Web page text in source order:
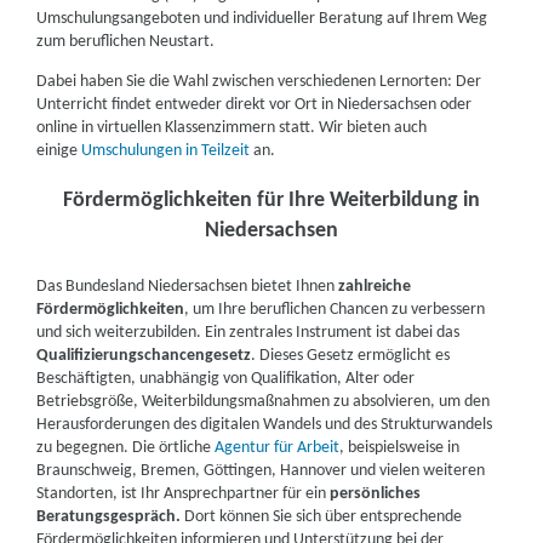
Rosenstraße 19, 29439 LüchowPartner
weitere Informationen
Kreisvolkshochschule Uelzen/Lüchow-Dannenberg
| Tarmitzer Straße 7, 29439 Lüchow
IBB Lüneburg | IBB Pulverweg 6, 21337 Lüneburg
weitere Informationen
DAA Deutsche Angestellten-Akademie GmbH |
Brückenstraße 1, 31582 Nienburg
Partner
weitere Informationen
Umschulungsangeboten und individueller Beratung auf Ihrem Weg
zum beruflichen Neustart.
Dabei haben Sie die Wahl zwischen verschiedenen Lernorten: Der
Unterricht findet entweder direkt vor Ort in Niedersachsen oder
online in virtuellen Klassenzimmern statt. Wir bieten auch
einige Umschulungen in Teilzeit an.
Fördermöglichkeiten für Ihre Weiterbildung in
Niedersachsen
Das Bundesland Niedersachsen bietet Ihnenzahlreiche
Fördermöglichkeiten, um Ihre beruflichen Chancen zu verbessern
und sich weiterzubilden. Ein zentrales Instrument ist dabei das
Qualifizierungschancengesetz. Dieses Gesetz ermöglicht es
Beschäftigten, unabhängig von Qualifikation, Alter oder
Betriebsgröße, Weiterbildungsmaßnahmen zu absolvieren, um den
Herausforderungen des digitalen Wandels und des Strukturwandels
zu begegnen. Die örtlicheAgentur für Arbeit, beispielsweise in
Braunschweig, Bremen, Göttingen, Hannover und vielen weiteren
Standorten, ist Ihr Ansprechpartner für einpersönliches
Beratungsgespräch. Dort können Sie sich über entsprechende